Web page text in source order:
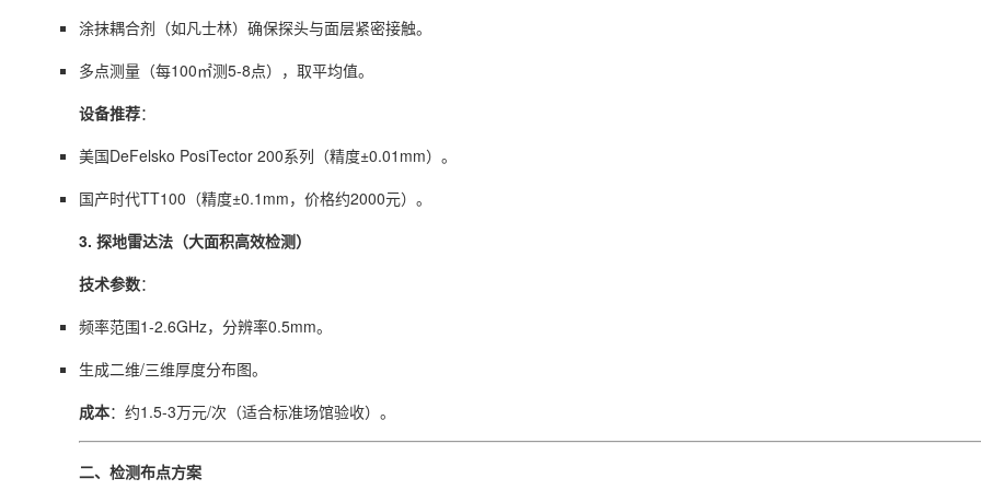
涂抹耦合剂（如凡士林）确保探头与面层紧密接触。
多点测量（每100㎡测5-8点），取平均值。
设备推荐：
美国DeFelsko PosiTector 200系列（精度±0.01mm）。
国产时代TT100（精度±0.1mm，价格约2000元）。
3. 探地雷达法（大面积高效检测）
技术参数：
频率范围1-2.6GHz，分辨率0.5mm。
生成二维/三维厚度分布图。
成本：约1.5-3万元/次（适合标准场馆验收）。
二、检测布点方案